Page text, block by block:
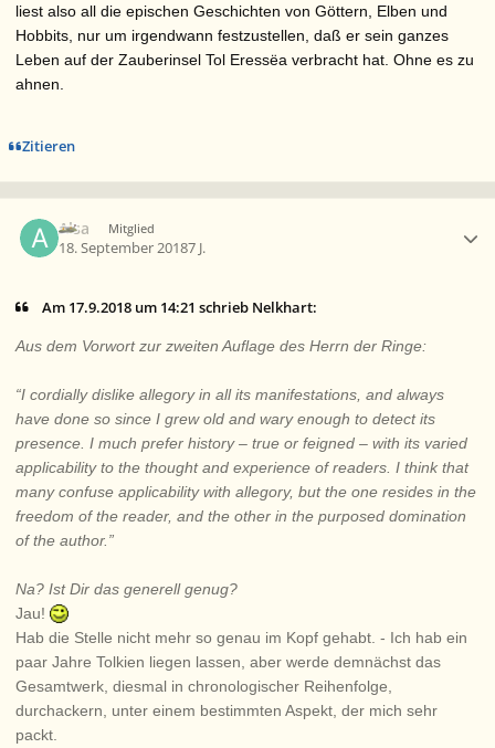
liest also all die epischen Geschichten von Göttern, Elben und
Hobbits, nur um irgendwann festzustellen, daß er sein ganzes
Leben auf der Zauberinsel Tol Eressëa verbracht hat. Ohne es zu
ahnen.
Zitieren
Alsa Mitglied
18. September 20187 J.
Am 17.9.2018 um 14:21 schrieb Nelkhart:
Aus dem Vorwort zur zweiten Auflage des Herrn der Ringe:
“I cordially dislike allegory in all its manifestations, and always
have done so since I grew old and wary enough to detect its
presence. I much prefer history – true or feigned – with its varied
applicability to the thought and experience of readers. I think that
many confuse applicability with allegory, but the one resides in the
freedom of the reader, and the other in the purposed domination
of the author.”
Na? Ist Dir das generell genug?
Jau!
Hab die Stelle nicht mehr so genau im Kopf gehabt. - Ich hab ein
paar Jahre Tolkien liegen lassen, aber werde demnächst das
Gesamtwerk, diesmal in chronologischer Reihenfolge,
durchackern, unter einem bestimmten Aspekt, der mich sehr
packt.